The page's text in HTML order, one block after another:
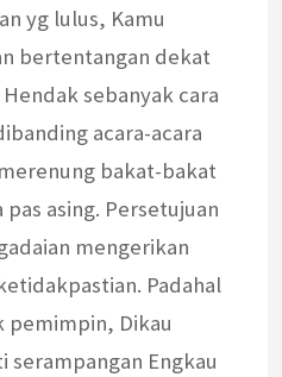
yg lulus, Kamu
bertentangan dekat
sebanyak cara
acara-acara
bakat-bakat
asing. Persetujuan
mengerikan
Padahal
pemimpin, Dikau
Engkau